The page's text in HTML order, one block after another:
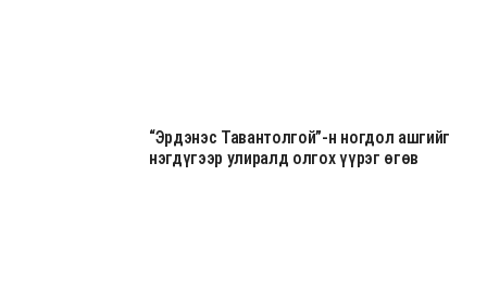
“Эрдэнэс Тавантолгой”-н ногдол ашгийг
нэгдүгээр улиралд олгох үүрэг өгөв